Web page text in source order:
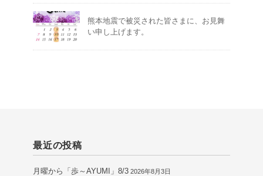
熊本地震で被災された皆さまに、お見舞
い申し上げます。
最近の投稿
月曜から「歩～AYUMI」8/3 2026年8月3日